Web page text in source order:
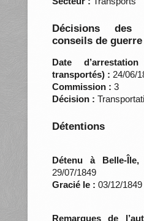
Décisions des
conseils de guerre
Date
transportés) : 24/06/
Commission : 3
Décision :
Détentions
Détenu à Belle-
29/07/1849
Gracié le : 03/12/1849
Remarques de